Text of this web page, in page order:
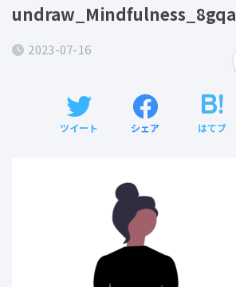
undraw_Mindfulness_8gqa
2023-07-16
ツイート シェア はてブ